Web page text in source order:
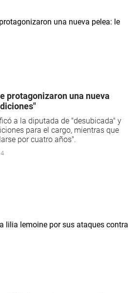
protagonizaron una nueva
a la diputada de "desubicada" y
para el cargo, mientras que
por cuatro años".